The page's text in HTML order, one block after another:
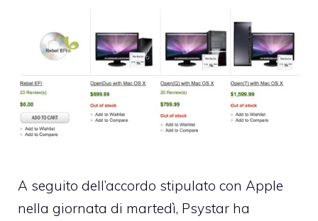
A seguito dell’accordo stipulato con Apple
nella giornata di martedì, Psystar ha